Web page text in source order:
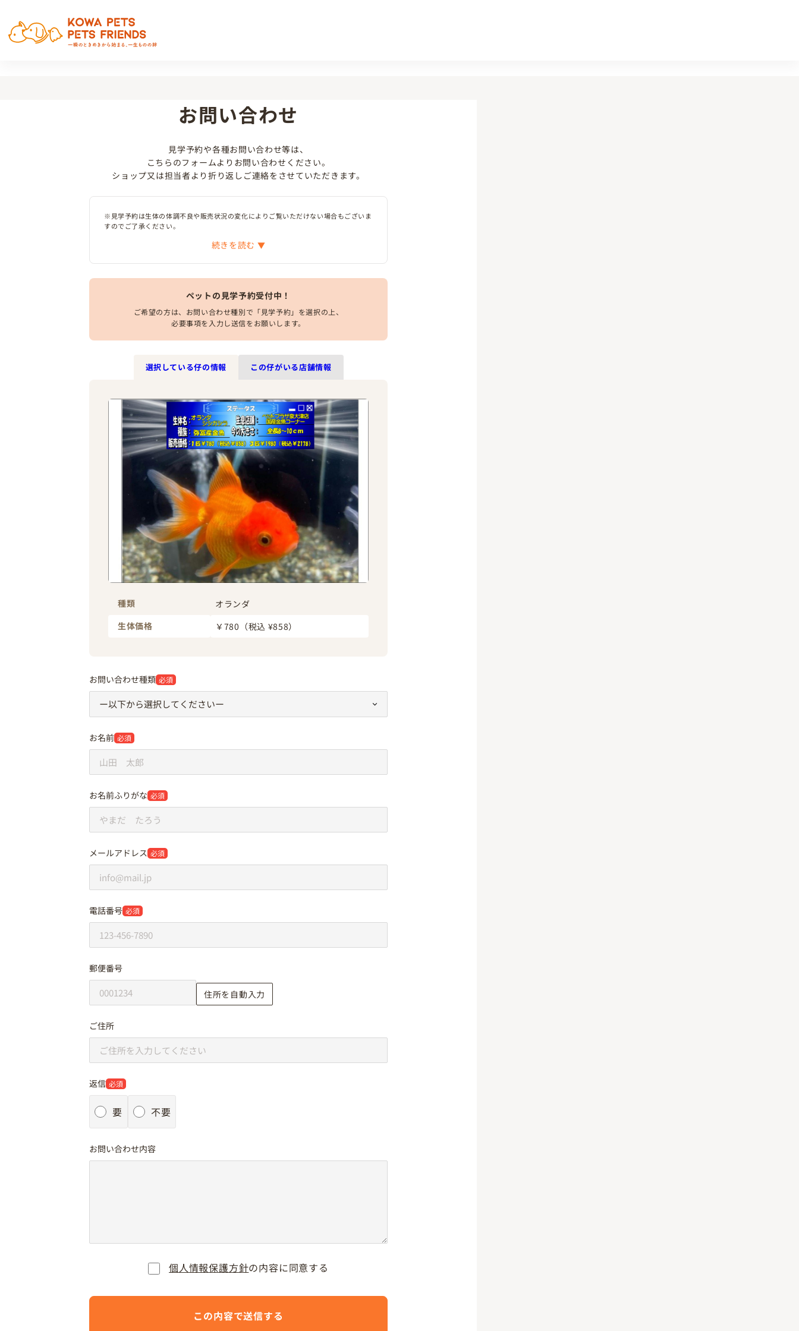
お問い合わせ
見学予約や各種お問い合わせ等は、
こちらのフォームよりお問い合わせください。
ショップ又は担当者より折り返しご連絡をさせていただきます。
※見学予約は生体の体調不良や販売状況の変化によりご覧いただけない場合もございま
すのでご了承ください。
続きを読む
ペットの見学予約受付中！
ご希望の方は、お問い合わせ種別で「見学予約」を選択の上、
必要事項を入力し送信をお願いします。
選択している仔の情報 この仔がいる店舗情報
種類
オランダ
生体価格
￥780 （税込 ¥858）
お問い合わせ種類 必須
お名前 必須
お名前ふりがな 必須
メールアドレス 必須
電話番号 必須
郵便番号
住所を自動入力
ご住所
返信 必須
要 不要
お問い合わせ内容
個人情報保護方針の内容に同意する
この内容で送信する